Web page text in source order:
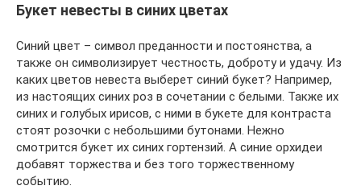
Букет невесты в синих цветах
Синий цвет – символ преданности и постоянства, а
также он символизирует честность, доброту и удачу. Из
каких цветов невеста выберет синий букет? Например,
из настоящих синих роз в сочетании с белыми. Также их
синих и голубых ирисов, с ними в букете для контраста
стоят розочки с небольшими бутонами. Нежно
смотрится букет их синих гортензий. А синие орхидеи
добавят торжества и без того торжественному
событию.